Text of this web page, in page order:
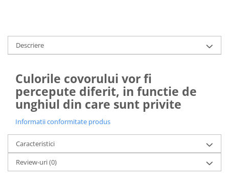
Descriere
Culorile covorului vor fi
percepute diferit, in functie de
unghiul din care sunt privite
Informatii conformitate produs
Caracteristici
Review-uri(0)